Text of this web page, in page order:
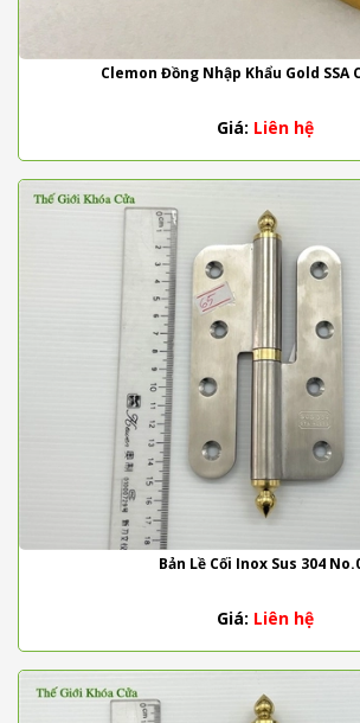
Clemon Đồng Nhập Khẩu Gold SSA
Giá: Liên hệ
Bản Lề Cối Inox Sus 304
Giá: Liên hệ